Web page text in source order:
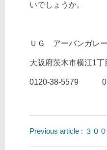
いでしょうか。
ＵＧ アーバンガレ
大阪府茨木市横江1丁
0120-38-5579
Previous article : ３